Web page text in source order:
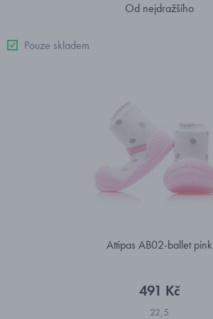
Od nejdražšího
Pouze skladem
Attipas AB02-ballet pink
491 Kč
22,5